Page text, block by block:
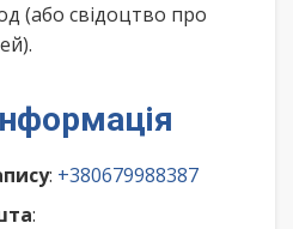
(або свідоцтво про
: +380679988387
: